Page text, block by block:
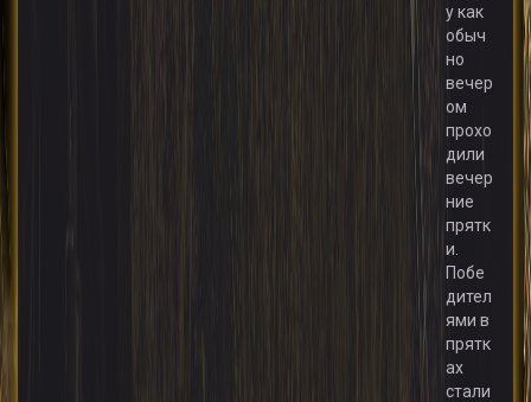
у как
обыч
но
вечер
ом
прохо
дили
вечер
ние
прятк
и.
Побе
дител
ями в
прятк
ах
стали